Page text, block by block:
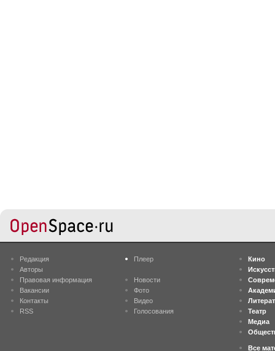
Редакция
Авторы
Правовая информация
Вакансии
Контакты
RSS
Плеер
Новости
Фото
Видео
Голосования
Кино
Театр
Медиа
Все